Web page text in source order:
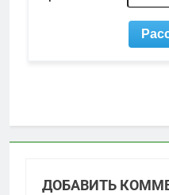
ДОБАВИТЬ